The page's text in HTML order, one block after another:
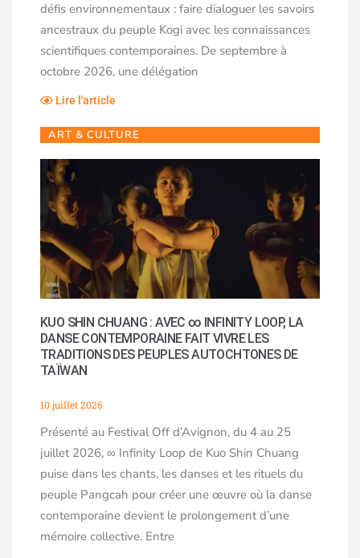
défis environnementaux : faire dialoguer les savoirs
ancestraux du peuple Kogi avec les connaissances
scientifiques contemporaines. De septembre à
octobre 2026, une délégation
Lire l'article
ART & CULTURE
KUO SHIN CHUANG : AVEC ∞ INFINITY LOOP, LA
DANSE CONTEMPORAINE FAIT VIVRE LES
TRADITIONS DES PEUPLES AUTOCHTONES DE
TAÏWAN
10 juillet 2026
Présenté au Festival Off d’Avignon, du 4 au 25
juillet 2026, ∞ Infinity Loop de Kuo Shin Chuang
puise dans les chants, les danses et les rituels du
peuple Pangcah pour créer une œuvre où la danse
contemporaine devient le prolongement d’une
mémoire collective. Entre